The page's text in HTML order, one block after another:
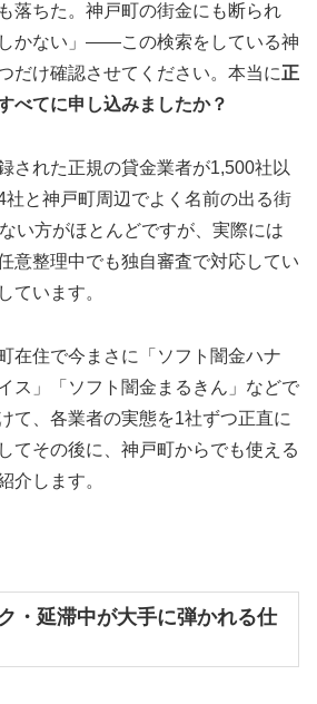
落ちた。神戸町の街金にも断られ
かない」——この検索をしている神
だけ確認させてください。本当に正
べてに申し込みましたか？
された正規の貸金業者が1,500社以
社と神戸町周辺でよく名前の出る街
い方がほとんどですが、実際には
意整理中でも独自審査で対応してい
ています。
在住で今まさに「ソフト闇金ハナ
ス」「ソフト闇金まるきん」などで
て、各業者の実態を1社ずつ正直に
てその後に、神戸町からでも使える
介します。
・延滞中が大手に弾かれる仕